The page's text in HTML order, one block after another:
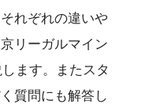
れぞれの違いや
リーガルマイン
ます。またスタ
質問にも解答し